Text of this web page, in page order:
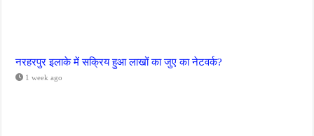
नरहरपुर इलाके में सक्रिय हुआ लाखों का जुए का नेटवर्क?
1 week ago